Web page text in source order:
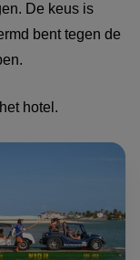
De keus is
bent tegen de
hotel.